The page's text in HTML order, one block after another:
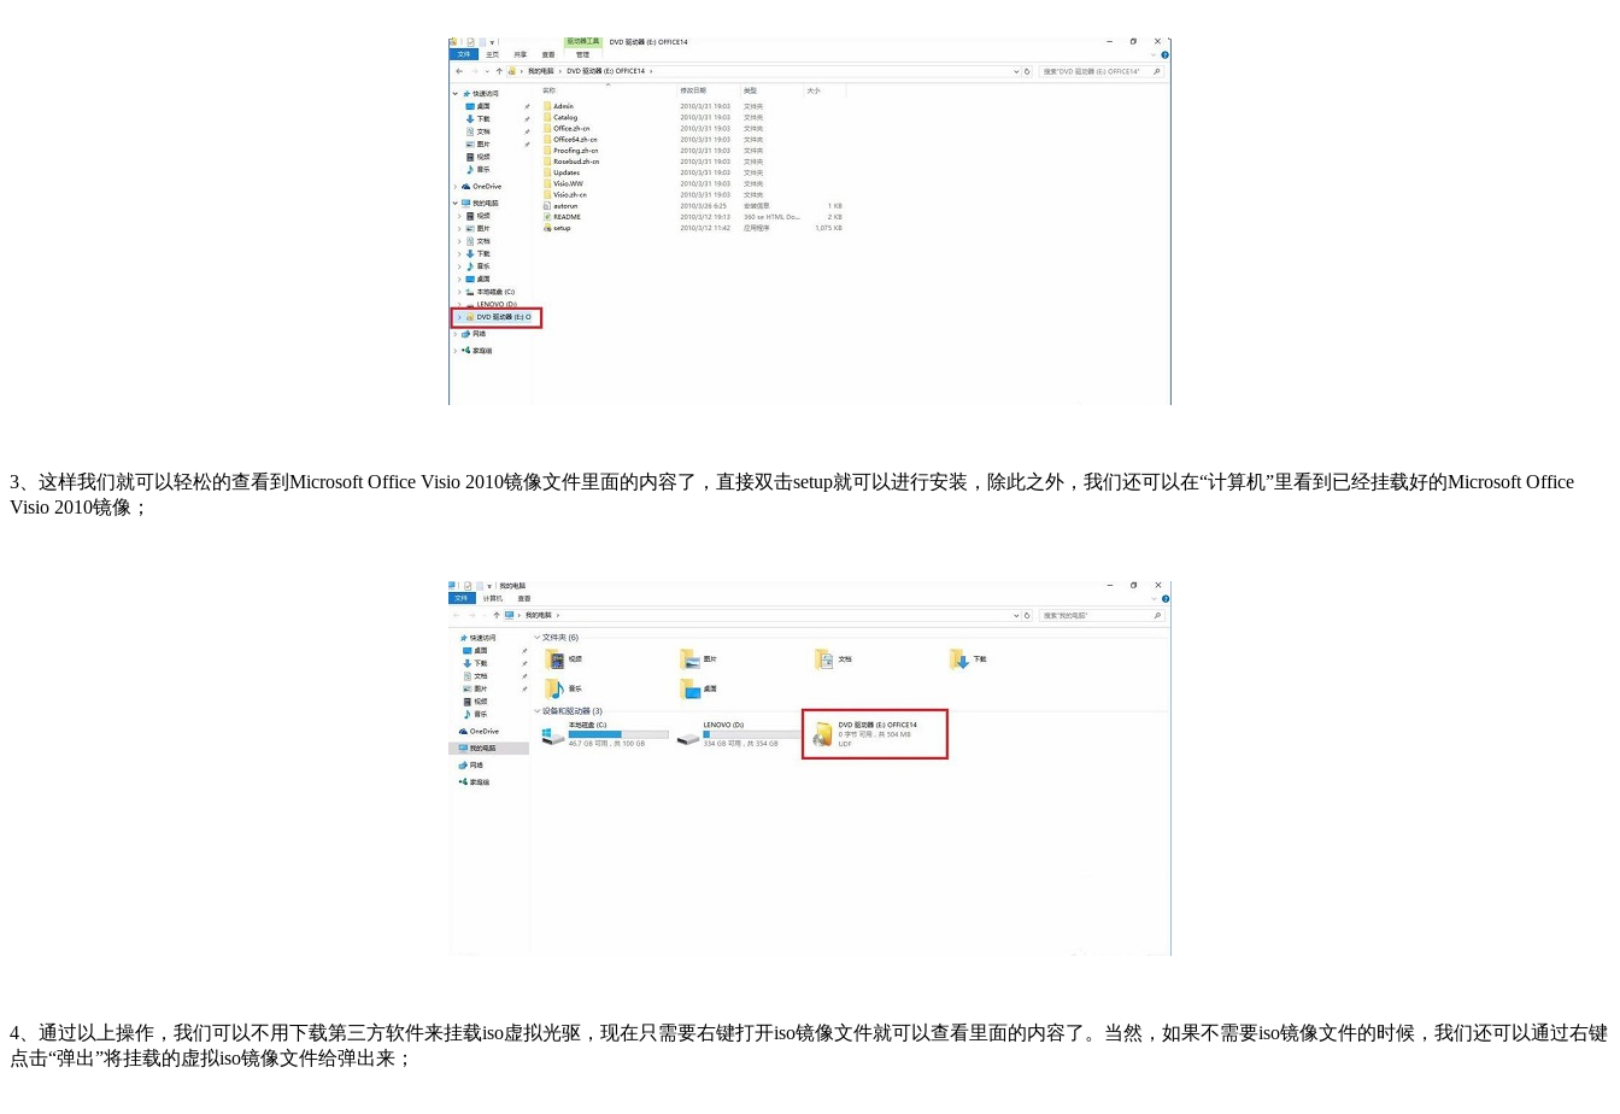
3、这样我们就可以轻松的查看到Microsoft Office Visio 2010镜像文件里面的内容了，直接双击setup就可以进行安装，除此之外，我们还可以在“计算机”里看到已经挂载好的Microsoft Office
Visio 2010镜像；
4、通过以上操作，我们可以不用下载第三方软件来挂载iso虚拟光驱，现在只需要右键打开iso镜像文件就可以查看里面的内容了。当然，如果不需要iso镜像文件的时候，我们还可以通过右键
点击“弹出”将挂载的虚拟iso镜像文件给弹出来；